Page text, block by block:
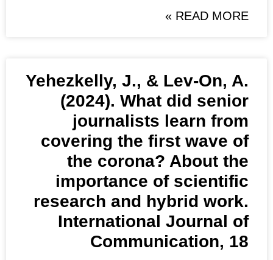
Yehezkelly, J., &
(2024). What
journalists
covering the
the corona?
importance
research and
International